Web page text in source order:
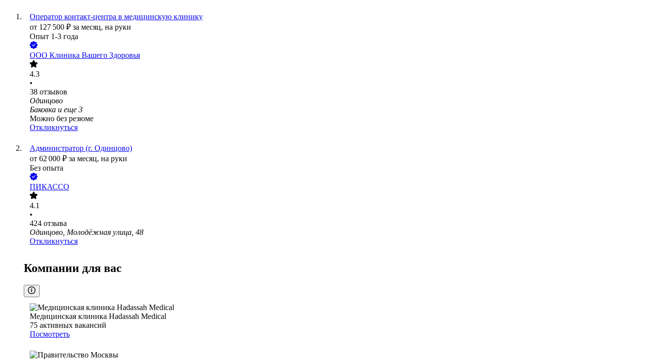
Оператор контакт-центра в медицинскую клинику
от 127 500 ₽ за месяц, на руки
Опыт 1-3 года
ООО Клиника Вашего Здоровья
4.3
•
38 отзывов
Одинцово
Баковка и еще 3
Можно без резюме
Откликнуться
Администратор (г. Одинцово)
от 62 000 ₽ за месяц, на руки
Без опыта
ПИКАССО
4.1
•
424 отзыва
Одинцово, Молодёжная улица, 48
Откликнуться
Компании для вас
Медицинская клиника Hadassah Medical
75 активных вакансий
Посмотреть